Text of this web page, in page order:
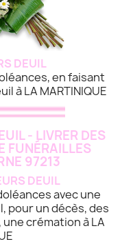
DEUIL
en faisant
à LA MARTINIQUE
DEUIL
avec une
pour un décès, des
crémation à LA